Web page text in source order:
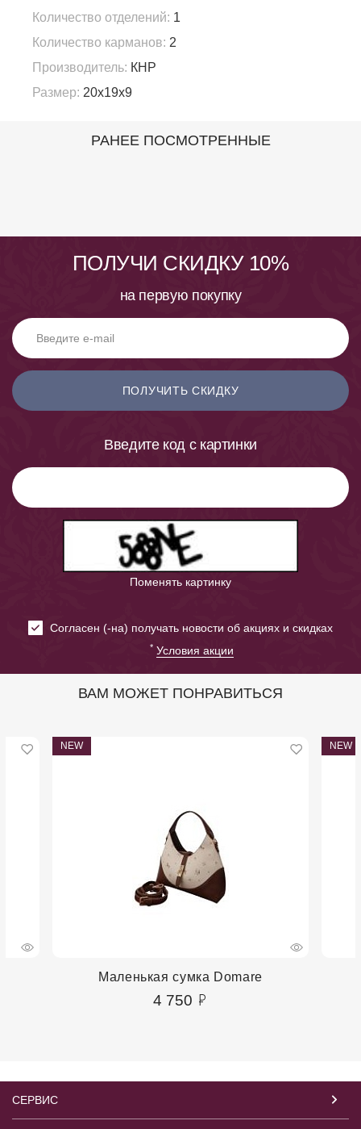
Количество отделений: 1
Количество карманов: 2
Производитель: КНР
Размер: 20х19х9
РАНЕЕ ПОСМОТРЕННЫЕ
ПОЛУЧИ СКИДКУ 10%
на первую покупку
ПОЛУЧИТЬ СКИДКУ
Введите код с картинки
Поменять картинку
Cогласен (-на) получать новости об акциях и скидках
* Условия акции
ВАМ МОЖЕТ ПОНРАВИТЬСЯ
NEW
Маленькая сумка Domare
4 750
NEW
СЕРВИС